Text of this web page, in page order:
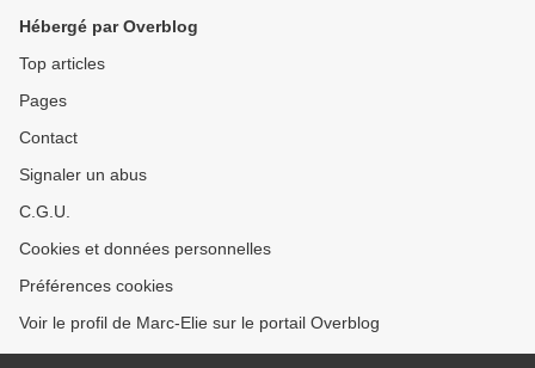
Hébergé par Overblog
Top articles
Pages
Contact
Signaler un abus
C.G.U.
Cookies et données personnelles
Préférences cookies
Voir le profil de Marc-Elie sur le portail Overblog